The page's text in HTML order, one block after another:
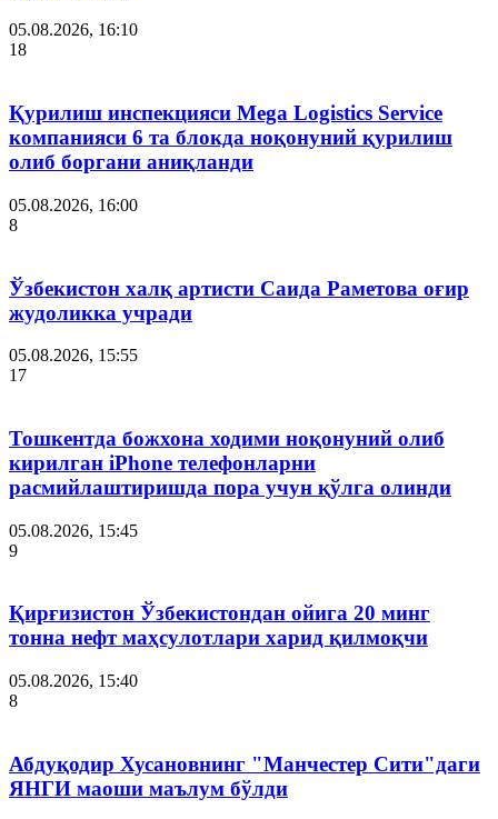
05.08.2026, 16:10
18
Қурилиш инспекцияси Мega Logistics Service
компанияси 6 та блокда ноқонуний қурилиш
олиб боргани аниқланди
05.08.2026, 16:00
8
Ўзбекистон халқ артисти Саида Раметова оғир
жудоликка учради
05.08.2026, 15:55
17
Тошкентда божхона ходими ноқонуний олиб
кирилган iPhone телефонларни
расмийлаштиришда пора учун қўлга олинди
05.08.2026, 15:45
9
Қирғизистон Ўзбекистондан ойига 20 минг
тонна нефт маҳсулотлари харид қилмоқчи
05.08.2026, 15:40
8
Абдуқодир Хусановнинг "Манчестер Сити"даги
ЯНГИ маоши маълум бўлди